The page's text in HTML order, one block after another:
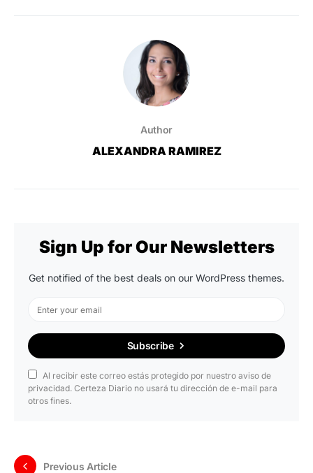
Author
ALEXANDRA RAMIREZ
Sign Up for Our Newsletters
Get notified of the best deals on our WordPress themes.
Subscribe
Al recibir este correo estás protegido por nuestro aviso de
privacidad. Certeza Diario no usará tu dirección de e-mail para
otros fines.
Previous Article